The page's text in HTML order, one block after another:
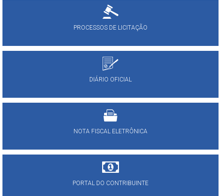
PROCESSOS DE LICITAÇÃO
DIÁRIO OFICIAL
NOTA FISCAL ELETRÔNICA
PORTAL DO CONTRIBUINTE